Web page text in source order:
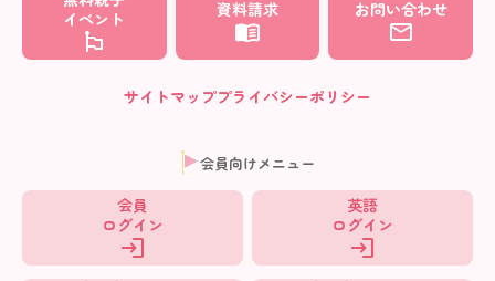
イベント
資料請求 お問い合わせ
サイトマッププライバシーポリシー
会員向けメニュー
会員
ログイン
英語
ログイン